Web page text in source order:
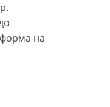
форма на